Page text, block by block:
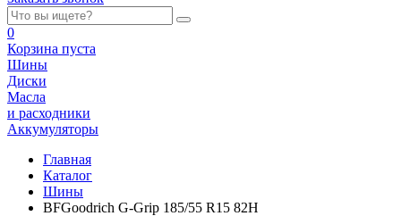
0
Корзина пуста
Шины
Диски
Масла
и расходники
Аккумуляторы
Главная
Каталог
Шины
BFGoodrich G-Grip 185/55 R15 82H